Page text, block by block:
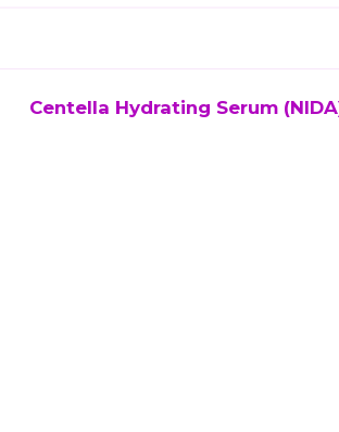
Centella Hydrating Serum